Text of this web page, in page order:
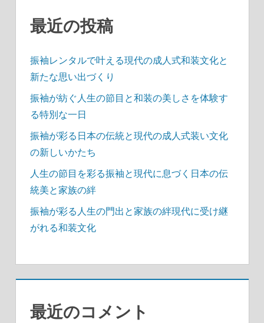
最近の投稿
振袖レンタルで叶える現代の成人式和装文化と
新たな思い出づくり
振袖が紡ぐ人生の節目と和装の美しさを体験す
る特別な一日
振袖が彩る日本の伝統と現代の成人式装い文化
の新しいかたち
人生の節目を彩る振袖と現代に息づく日本の伝
統美と家族の絆
振袖が彩る人生の門出と家族の絆現代に受け継
がれる和装文化
最近のコメント